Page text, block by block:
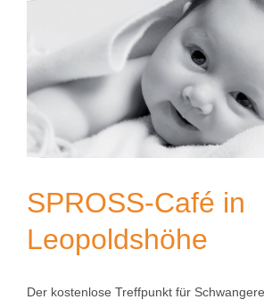
SPROSS-Café in
Leopoldshöhe
Der kostenlose Treffpunkt für